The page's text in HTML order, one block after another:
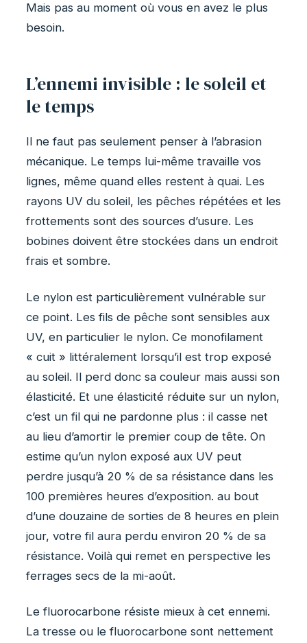
Mais pas au moment où vous en avez le plus
besoin.
L’ennemi invisible : le soleil et
le temps
Il ne faut pas seulement penser à l’abrasion
mécanique. Le temps lui-même travaille vos
lignes, même quand elles restent à quai. Les
rayons UV du soleil, les pêches répétées et les
frottements sont des sources d’usure. Les
bobines doivent être stockées dans un endroit
frais et sombre.
Le nylon est particulièrement vulnérable sur
ce point. Les fils de pêche sont sensibles aux
UV, en particulier le nylon. Ce monofilament
« cuit » littéralement lorsqu’il est trop exposé
au soleil. Il perd donc sa couleur mais aussi son
élasticité. Et une élasticité réduite sur un nylon,
c’est un fil qui ne pardonne plus : il casse net
au lieu d’amortir le premier coup de tête. On
estime qu’un nylon exposé aux UV peut
perdre jusqu’à 20 % de sa résistance dans les
100 premières heures d’exposition. au bout
d’une douzaine de sorties de 8 heures en plein
jour, votre fil aura perdu environ 20 % de sa
résistance. Voilà qui remet en perspective les
ferrages secs de la mi-août.
Le fluorocarbone résiste mieux à cet ennemi.
La tresse ou le fluorocarbone sont nettement